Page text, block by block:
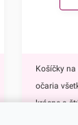
Košíčky
očaria
krásne a